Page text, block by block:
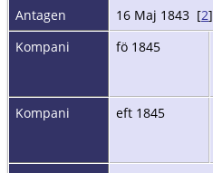
Antagen
16 Maj 1843 [2]
Kompani
fö 1845
Kompani
eft 1845